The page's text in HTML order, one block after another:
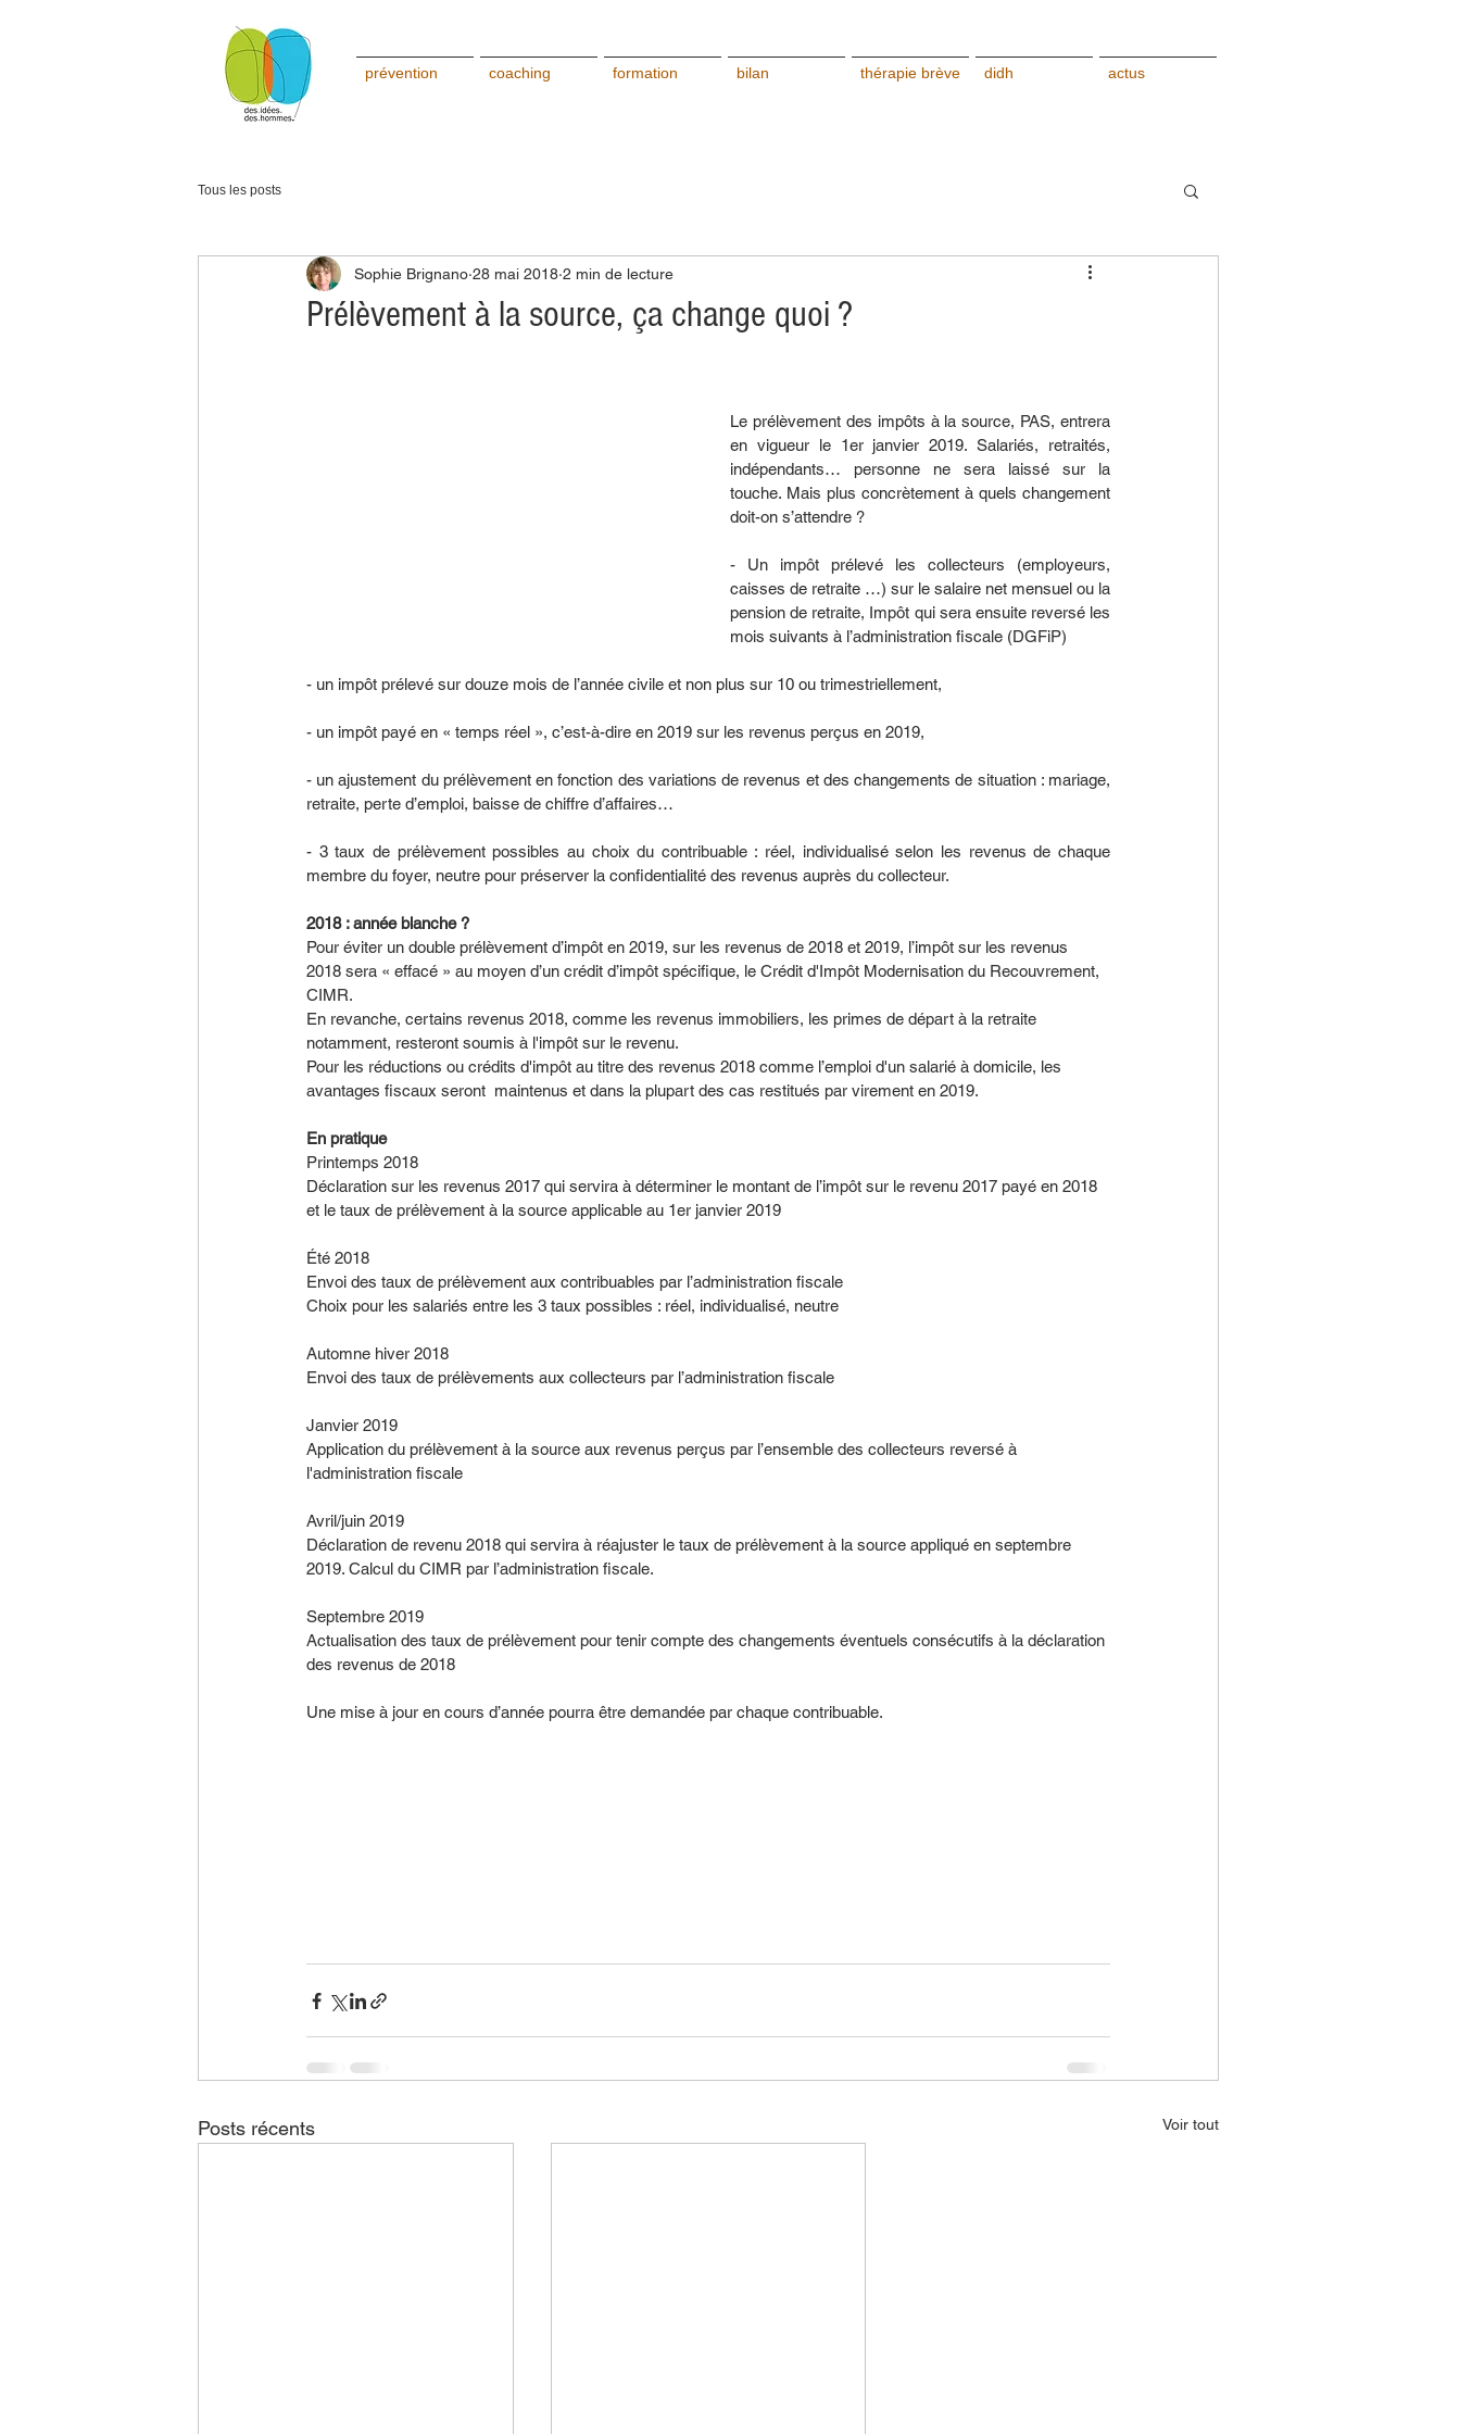
prévention coaching formation bilan thérapie brève didh actus
Tous les posts
Prélèvement à la source, ça change quoi ?
Sophie Brignano 28 mai 2018 2 min de lecture
Le prélèvement des impôts à la source, PAS, entrera
en vigueur le 1er janvier 2019. Salariés, retraités,
indépendants… personne ne sera laissé sur la
touche. Mais plus concrètement à quels changement
doit-on s’attendre ?
- Un impôt prélevé les collecteurs (employeurs,
caisses de retraite …) sur le salaire net mensuel ou la
pension de retraite, Impôt qui sera ensuite reversé les
mois suivants à l’administration fiscale (DGFiP)
- un impôt prélevé sur douze mois de l’année civile et non plus sur 10 ou trimestriellement,
- un impôt payé en « temps réel », c’est-à-dire en 2019 sur les revenus perçus en 2019,
- un ajustement du prélèvement en fonction des variations de revenus et des changements de situation : mariage,
retraite, perte d’emploi, baisse de chiffre d’affaires…
- 3 taux de prélèvement possibles au choix du contribuable : réel, individualisé selon les revenus de chaque
membre du foyer, neutre pour préserver la confidentialité des revenus auprès du collecteur.
2018 : année blanche ?
Pour éviter un double prélèvement d’impôt en 2019, sur les revenus de 2018 et 2019, l’impôt sur les revenus
2018 sera « effacé » au moyen d’un crédit d’impôt spécifique, le Crédit d'Impôt Modernisation du Recouvrement,
CIMR.
En revanche, certains revenus 2018, comme les revenus immobiliers, les primes de départ à la retraite
notamment, resteront soumis à l'impôt sur le revenu.
Pour les réductions ou crédits d'impôt au titre des revenus 2018 comme l’emploi d'un salarié à domicile, les
avantages fiscaux seront  maintenus et dans la plupart des cas restitués par virement en 2019.
En pratique
Printemps 2018
Déclaration sur les revenus 2017 qui servira à déterminer le montant de l’impôt sur le revenu 2017 payé en 2018
et le taux de prélèvement à la source applicable au 1er janvier 2019
Été 2018
Envoi des taux de prélèvement aux contribuables par l’administration fiscale
Choix pour les salariés entre les 3 taux possibles : réel, individualisé, neutre
Automne hiver 2018
Envoi des taux de prélèvements aux collecteurs par l’administration fiscale
Janvier 2019
Application du prélèvement à la source aux revenus perçus par l’ensemble des collecteurs reversé à
l'administration fiscale
Avril/juin 2019
Déclaration de revenu 2018 qui servira à réajuster le taux de prélèvement à la source appliqué en septembre
2019. Calcul du CIMR par l’administration fiscale.
Septembre 2019
Actualisation des taux de prélèvement pour tenir compte des changements éventuels consécutifs à la déclaration
des revenus de 2018
Une mise à jour en cours d’année pourra être demandée par chaque contribuable.
Posts récents Voir tout